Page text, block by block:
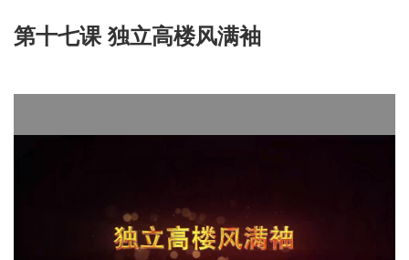
第十七课 独立高楼风满袖